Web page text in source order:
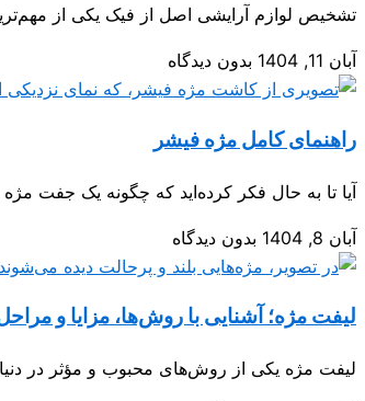
تشخیص لوازم آرایشی اصل از فیک یکی از
آبان 11, 1404 بدون دیدگاه
راهنمای کامل مژه فیشر
آیا تا به حال فکر کرده‌اید که چگونه یک جفت مژه
آبان 8, 1404 بدون دیدگاه
لیفت مژه؛ آشنایی با روش‌ها، مزایا و
لیفت مژه یکی از روش‌های محبوب و مؤثر در